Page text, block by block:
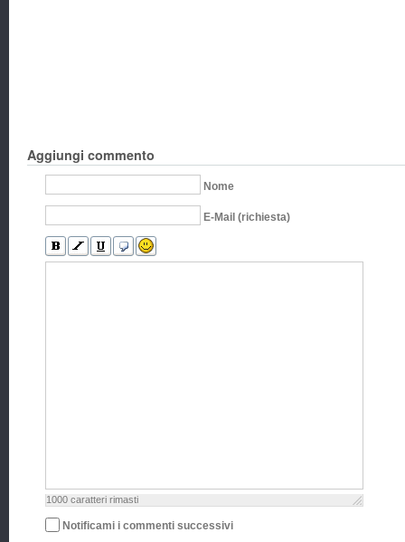
Aggiungi commento
Nome
E-Mail (richiesta)
1000 caratteri rimasti
Notificami i commenti successivi